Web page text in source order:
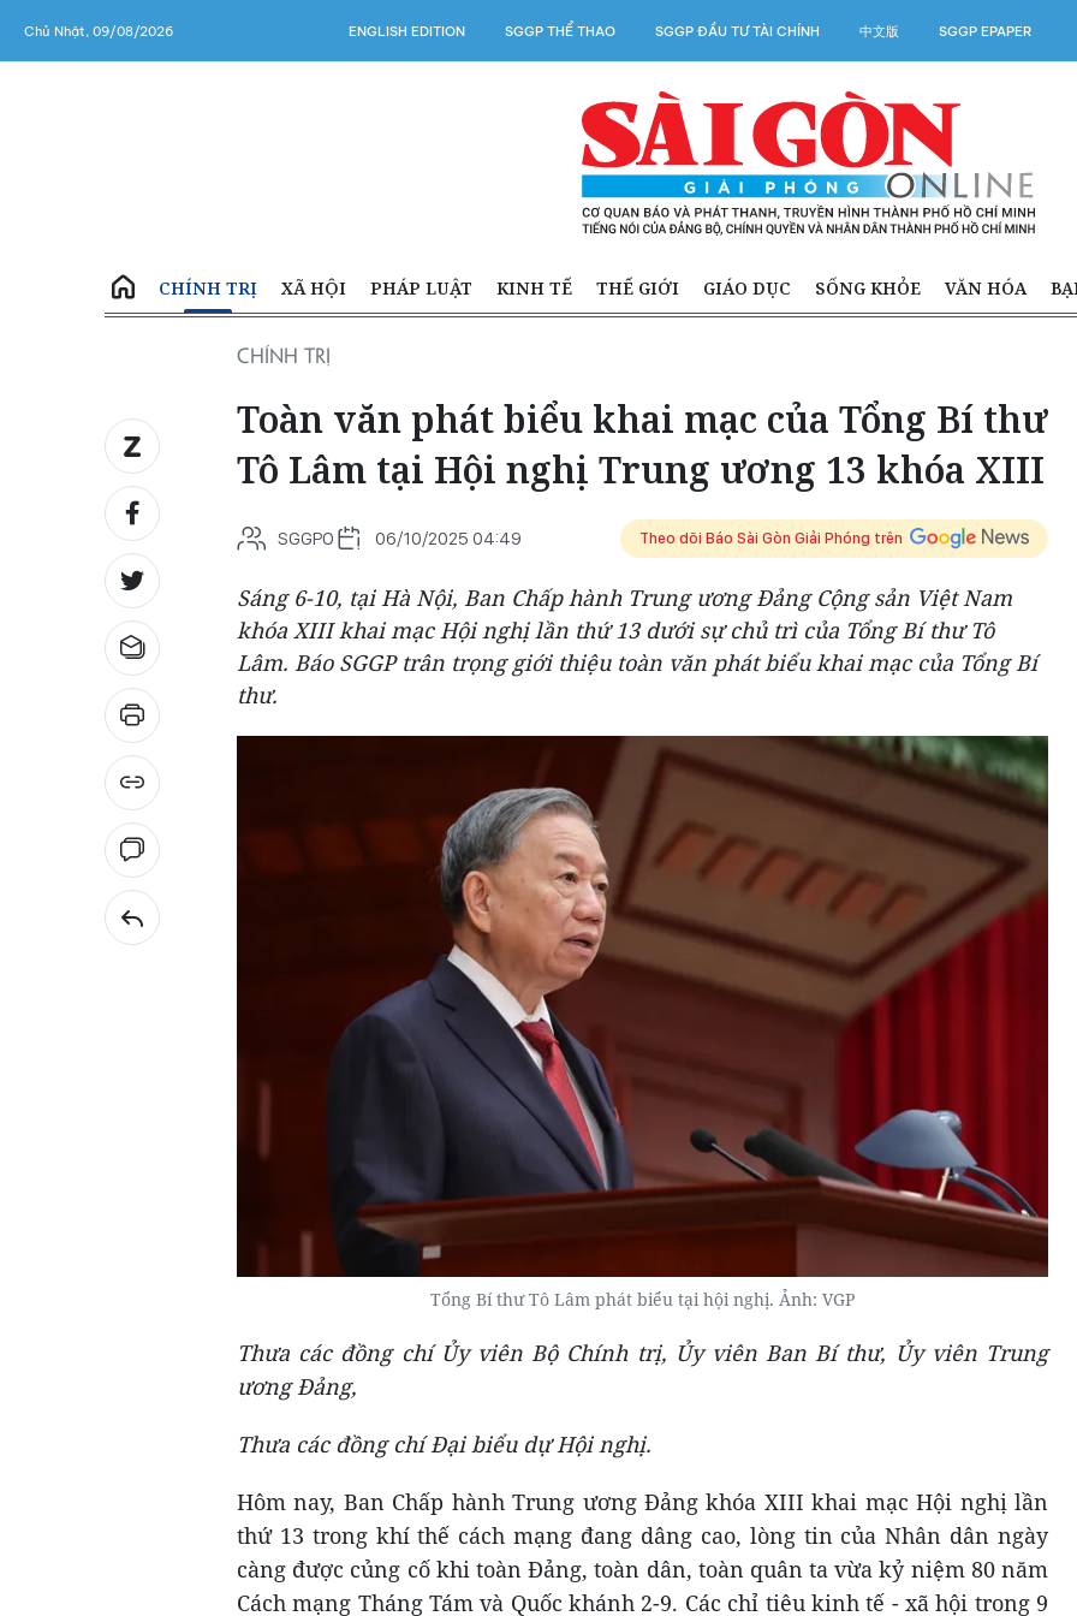
Chủ Nhật, 09/08/2026 ENGLISH EDITION SGGP THỂ THAO SGGP ĐẦU TƯ TÀI CHÍNH 中文版 SGGP EPAPER
CHÍNH TRỊ XÃ HỘI PHÁP LUẬT KINH TẾ THẾ GIỚI GIÁO DỤC SỐNG KHỎE VĂN HÓA
CHÍNH TRỊ
Toàn văn phát biểu khai mạc của Tổng Bí thư
Tô Lâm tại Hội nghị Trung ương 13 khóa XIII
SGGPO 06/10/2025 04:49 Theo dõi Báo Sài Gòn Giải Phóng trên
Sáng 6-10, tại Hà Nội, Ban Chấp hành Trung ương Đảng Cộng sản Việt Nam
khóa XIII khai mạc Hội nghị lần thứ 13 dưới sự chủ trì của Tổng Bí thư Tô
Lâm. Báo SGGP trân trọng giới thiệu toàn văn phát biểu khai mạc của Tổng Bí
thư.
Tổng Bí thư Tô Lâm phát biểu tại hội nghị. Ảnh: VGP
Thưa các đồng chí Ủy viênBộ Chính trị, Ủy viên Ban Bí thư, Ủy viên Trung
ươngĐảng,
Thưa các đồng chí Đại biểu dự Hội nghị.
Hôm nay, Ban Chấp hành Trung ương Đảng khóa XIII khai mạc Hội nghị lần
thứ 13 trong khí thế cách mạng đang dâng cao, lòng tin của Nhân dân ngày
càng được củng cố khi toàn Đảng, toàn dân, toàn quân ta vừa kỷ niệm 80 năm
Cách mạng Tháng Tám và Quốc khánh 2-9. Các chỉ tiêu kinh tế - xã hội trong 9